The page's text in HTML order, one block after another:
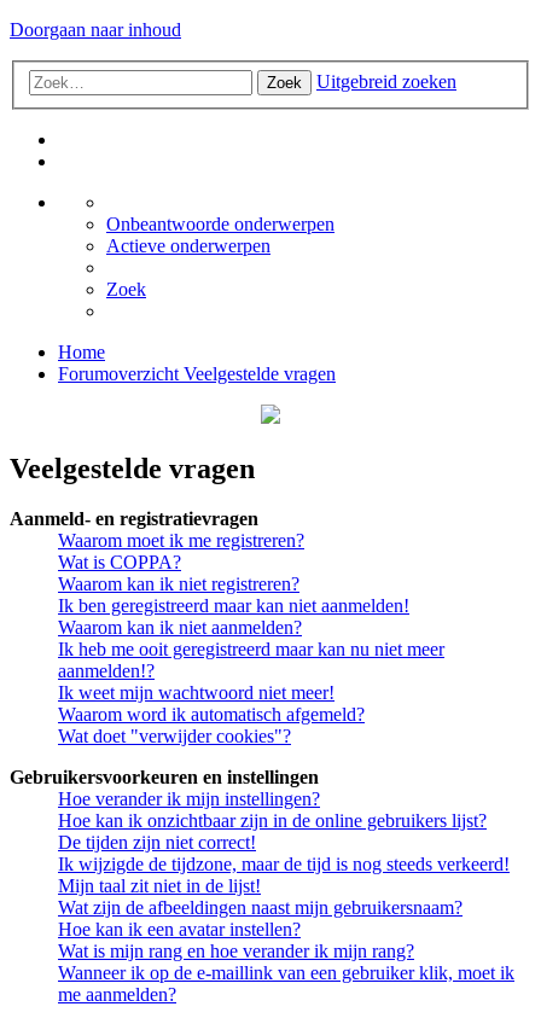
Doorgaan naar inhoud
Zoek Uitgebreid zoeken
Onbeantwoorde onderwerpen
Actieve onderwerpen
Zoek
Home
Forumoverzicht Veelgestelde vragen
Veelgestelde vragen
Aanmeld- en registratievragen
Waarom moet ik me registreren?
Wat is COPPA?
Waarom kan ik niet registreren?
Ik ben geregistreerd maar kan niet aanmelden!
Waarom kan ik niet aanmelden?
Ik heb me ooit geregistreerd maar kan nu niet meer
aanmelden!?
Ik weet mijn wachtwoord niet meer!
Waarom word ik automatisch afgemeld?
Wat doet "verwijder cookies"?
Gebruikersvoorkeuren en instellingen
Hoe verander ik mijn instellingen?
Hoe kan ik onzichtbaar zijn in de online gebruikers lijst?
De tijden zijn niet correct!
Ik wijzigde de tijdzone, maar de tijd is nog steeds verkeerd!
Mijn taal zit niet in de lijst!
Wat zijn de afbeeldingen naast mijn gebruikersnaam?
Hoe kan ik een avatar instellen?
Wat is mijn rang en hoe verander ik mijn rang?
Wanneer ik op de e-maillink van een gebruiker klik, moet ik
me aanmelden?